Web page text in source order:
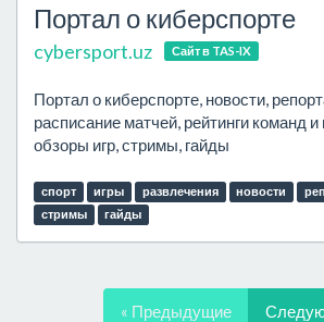
Портал о киберспорте
cybersport.uz Сайт в TAS-IX
Портал о киберспорте, новости,
расписание матчей, рейтинги команд и
обзоры игр, стримы, гайды
спорт игры развлечения новости
стримы
гайды
« Предыдущие